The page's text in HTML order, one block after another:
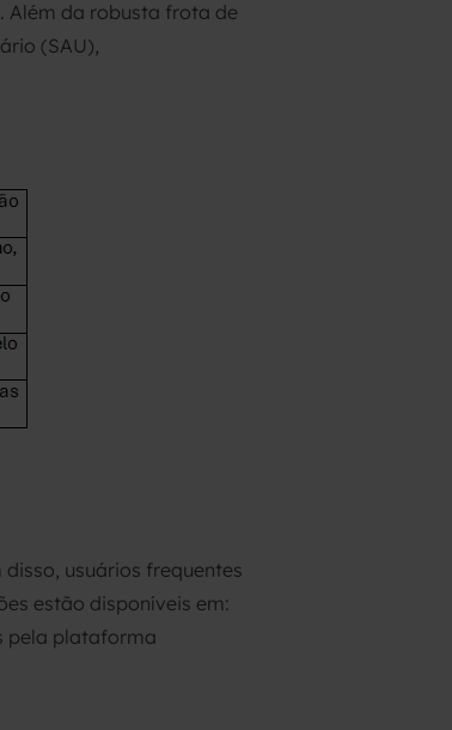
Além da robusta frota de
(SAU),
usuários frequentes
estão disponíveis em:
pela plataforma